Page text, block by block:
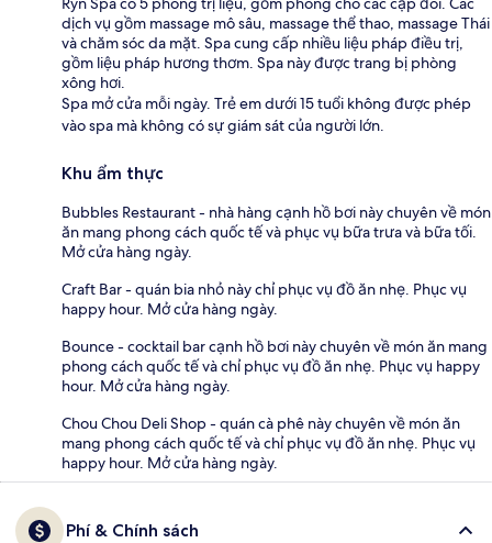
dịch vụ gồm massage mô sâu, massage thể thao, massage Thái
và chăm sóc da mặt. Spa cung cấp nhiều liệu pháp điều trị,
gồm liệu pháp hương thơm. Spa này được trang bị phòng
xông hơi.
Spa mở cửa mỗi ngày. Trẻ em dưới 15 tuổi không được phép
vào spa mà không có sự giám sát của người lớn.
Khu ẩm thực
Bubbles Restaurant - nhà hàng cạnh hồ bơi này chuyên về món
ăn mang phong cách quốc tế và phục vụ bữa trưa và bữa tối.
Mở cửa hàng ngày.
Craft Bar - quán bia nhỏ này chỉ phục vụ đồ ăn nhẹ. Phục vụ
happy hour. Mở cửa hàng ngày.
Bounce - cocktail bar cạnh hồ bơi này chuyên về món ăn mang
phong cách quốc tế và chỉ phục vụ đồ ăn nhẹ. Phục vụ happy
hour. Mở cửa hàng ngày.
Chou Chou Deli Shop - quán cà phê này chuyên về món ăn
mang phong cách quốc tế và chỉ phục vụ đồ ăn nhẹ. Phục vụ
happy hour. Mở cửa hàng ngày.
Phí & Chính sách